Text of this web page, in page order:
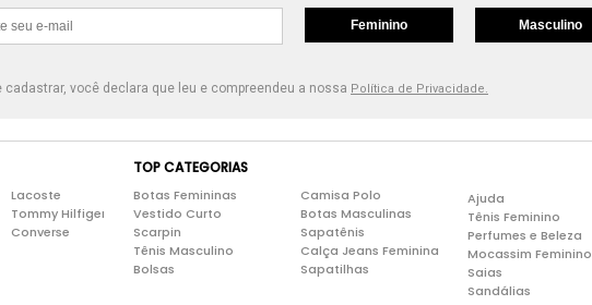
Feminino Masculino
cadastrar, você declara que leu e compreendeu a nossa Política de Privacidade.
Lacoste
Tommy Hilfiger
Converse
TOP CATEGORIAS
Botas Femininas
Vestido Curto
Scarpin
Tênis Masculino
Bolsas
Camisa Polo
Botas Masculinas
Sapatênis
Calça Jeans Feminina
Sapatilhas
Ajuda
Tênis Feminino
Perfumes e Beleza
Mocassim Feminino
Saias
Sandálias